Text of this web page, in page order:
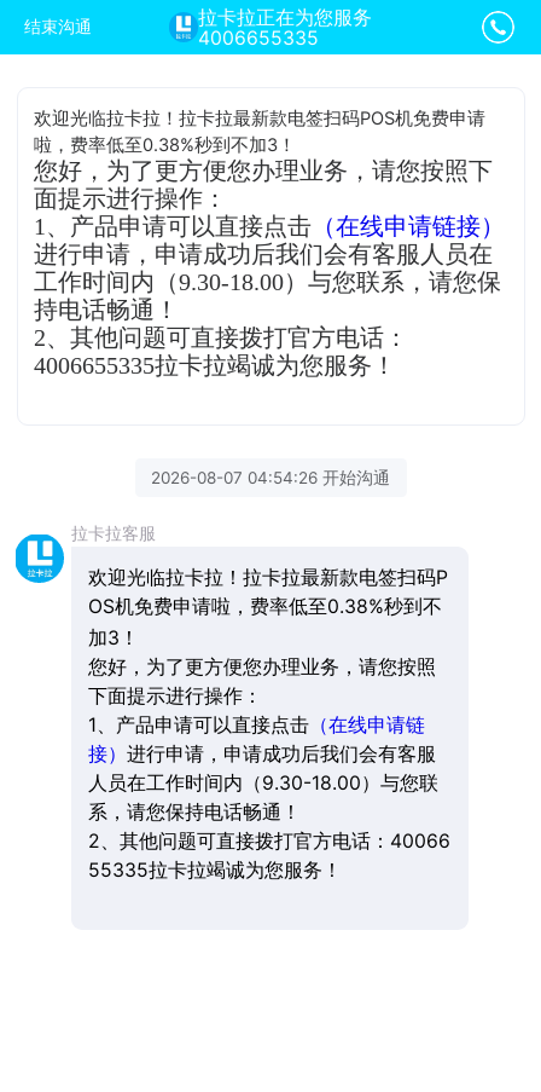
结束沟通
拉卡拉正在为您服务
4006655335
欢迎光临拉卡拉！拉卡拉最新款电签扫码POS机免费申请
啦，费率低至0.38%秒到不加3！
您好，为了更方便您办理业务，请您按照下
面提示进行操作：
1、产品申请可以直接点击 （在线申请链接）
进行申请，申请成功后我们会有客服人员在
工作时间内（9.30-18.00）与您联系，请您保
持电话畅通！
2、其他问题可直接拨打官方电话：
4006655335拉卡拉竭诚为您服务！
2026-08-07 04:54:26 开始沟通
拉卡拉客服
欢迎光临拉卡拉！拉卡拉最新款电签扫码P
OS机免费申请啦，费率低至0.38%秒到不
加3！
您好，为了更方便您办理业务，请您按照
下面提示进行操作：
1、产品申请可以直接点击（在线申请链
接） 进行申请，申请成功后我们会有客服
人员在工作时间内（9.30-18.00）与您联
系，请您保持电话畅通！
2、其他问题可直接拨打官方电话：40066
55335拉卡拉竭诚为您服务！